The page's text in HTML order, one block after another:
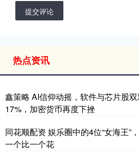
提交评论
热点资讯
鑫策略 AI信仰动摇，软件与芯片股
17%，加密货币再度下挫
同花顺配资 娱乐圈中的4位“女海王”
一个比一个花